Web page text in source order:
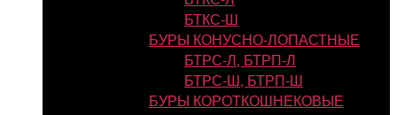
БТКС-Ш
БУРЫ КОНУСНО-ЛОПАСТНЫЕ
БТРС-Л, БТРП-Л
БТРС-Ш, БТРП-Ш
БУРЫ КОРОТКОШНЕКОВЫЕ